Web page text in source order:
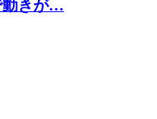
動きが…